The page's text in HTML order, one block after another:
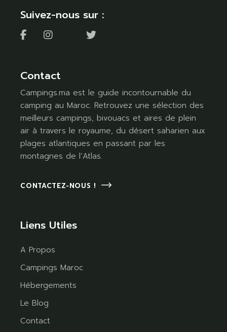
Suivez-nous sur :
Contact
Campings.ma est le guide incontournable du
camping au Maroc. Retrouvez une sélection des
meilleurs campings, bivouacs et aires de plein
air à travers le royaume, du désert saharien aux
plages atlantiques en passant par les
montagnes de l’Atlas.
CONTACTEZ-NOUS !
Liens Utiles
A Propos
Campings Maroc
Hébergements
Le Blog
Contact